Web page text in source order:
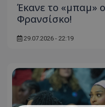
Έκανε το «μπαμ»
Φρανσίσκο!
29.07.2026 - 22:19